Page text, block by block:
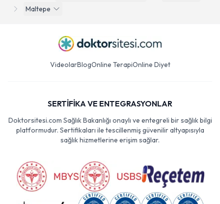
Maltepe
VideolarBlogOnline TerapiOnline Diyet
SERTİFİKA VE ENTEGRASYONLAR
Doktorsitesi.com Sağlık Bakanlığı onaylı ve entegreli bir sağlık bilgi
platformudur. Sertifikaları ile tescillenmiş güvenilir altyapısıyla
sağlık hizmetlerine erişim sağlar.